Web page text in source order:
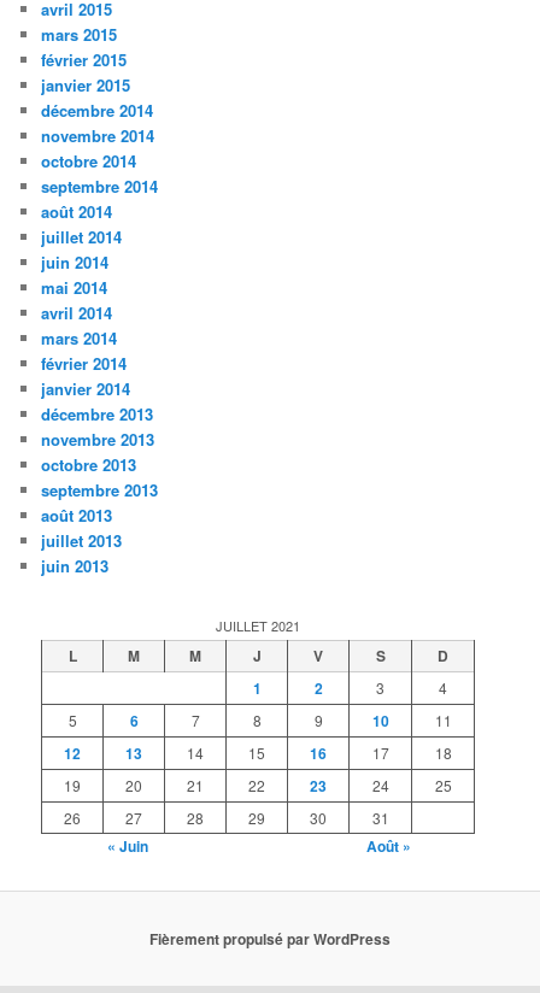
avril 2015
mars 2015
février 2015
janvier 2015
décembre 2014
novembre 2014
octobre 2014
septembre 2014
août 2014
juillet 2014
juin 2014
mai 2014
avril 2014
mars 2014
février 2014
janvier 2014
décembre 2013
novembre 2013
octobre 2013
septembre 2013
août 2013
juillet 2013
juin 2013
JUILLET 2021
L M M J V S
D
1
2 3
4
5
6 7 8 9 10 11
12 13 14 15 16 17
18
19
20 21 22 23 24
25
26
27 28 29 30 31
« Juin Août »
Fièrement propulsé par WordPress